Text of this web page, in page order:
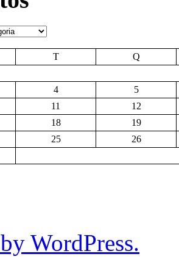
T Q
4
5
11
12
18
19
25
26
WordPress.